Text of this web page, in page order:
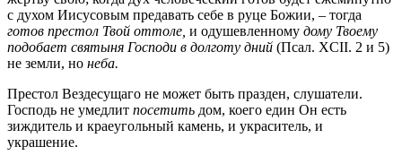
с духом Иисусовым предавать себе в руце Божии, – тогда
готов престол Твой оттоле, и одушевленному дому Твоему
подобает святыня Господи в долготу дний (Псал. XCII. 2 и 5)
не земли, но неба.
Престол Вездесущаго не может быть празден, слушатели.
Господь не умедлит посетить дом, коего един Он есть
зиждитель и краеугольный камень, и украситель, и
украшение.